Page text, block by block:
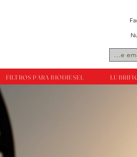
FILTROS PARA BIODIESEL